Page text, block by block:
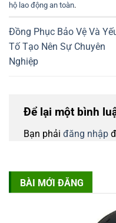
hộ lao động an toàn.
Đồng Phục Bảo Vệ Và
Tố Tạo Nên Sự Chuyên
Nghiệp
Để lại một bình
Bạn phải đăng nhập
BÀI MỚI ĐĂNG